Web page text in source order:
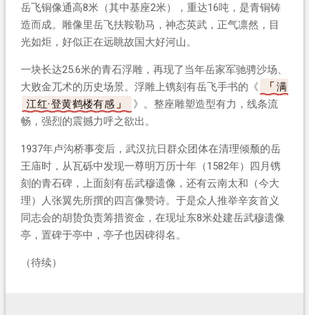
岳飞铜像通高8米（其中基座2米），重达16吨，是青铜铸
造而成。雕像里岳飞扶鞍勒马，神态英武，正气凛然，目
光如炬，好似正在远眺故国大好河山。
一块长达25.6米的青石浮雕，再现了当年岳家军驰骋沙场、
大败金兀术的历史场景。浮雕上镌刻有岳飞手书的《
满
江红·登黄鹤楼有感
》。整座雕塑造型有力，线条流
畅，强烈的震撼力呼之欲出。
1937年卢沟桥事变后，武汉抗日群众团体在清理倾颓的岳
王庙时，从瓦砾中发现一尊明万历十年（1582年）四月镌
刻的青石碑，上面刻有岳武穆遗像，还有云南太和（今大
理）人张翼先所撰的四言像赞诗。于是众人推举辛亥首义
同志会的胡贽负责筹措资金，在现址东8米处建岳武穆遗像
亭，置碑于亭中，亭子也因碑得名。
（待续）